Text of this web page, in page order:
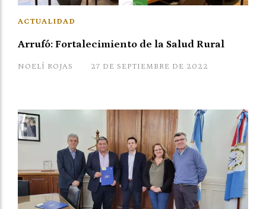
Arrufó: Fortalecimiento de la Salud Rural
NOELÍ ROJAS
ACTUALIDAD
27 DE SEPTIEMBRE DE 2022